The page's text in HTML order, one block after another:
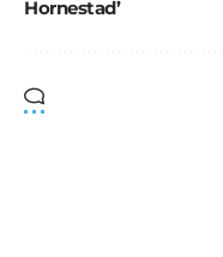
Hornestad’